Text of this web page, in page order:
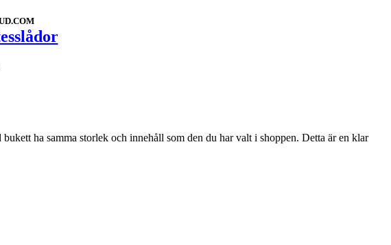
ha samma storlek och innehåll som den du har valt i shoppen. Detta är en klar